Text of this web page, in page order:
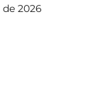
2026